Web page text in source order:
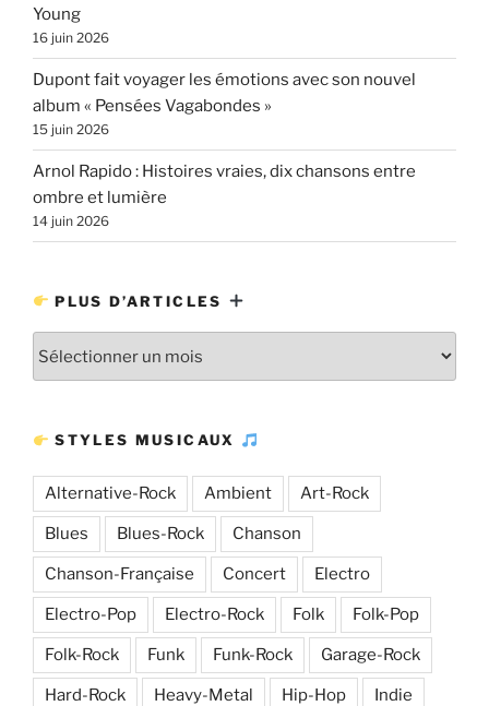
Young
16 juin 2026
Dupont fait voyager les émotions avec son nouvel
album « Pensées Vagabondes »
15 juin 2026
Arnol Rapido : Histoires vraies, dix chansons entre
ombre et lumière
14 juin 2026
PLUS D’ARTICLES
STYLES MUSICAUX
Alternative-Rock Ambient Art-Rock
Blues Blues-Rock Chanson
Chanson-Française Concert Electro
Electro-Pop Electro-Rock Folk Folk-Pop
Folk-Rock Funk Funk-Rock Garage-Rock
Hard-Rock Heavy-Metal Hip-Hop Indie